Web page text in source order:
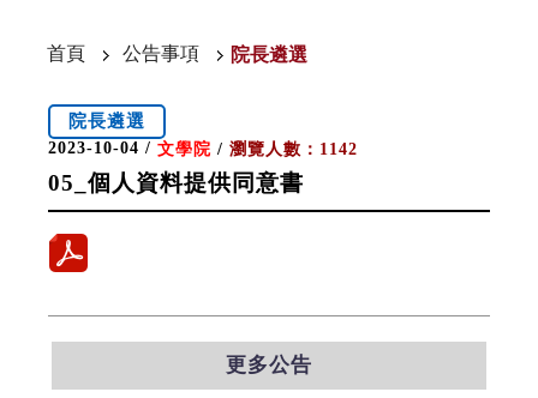
首頁 公告事項 院長遴選
院長遴選
2023-10-04 / 文學院/ 瀏覽人數：1142
05_個人資料提供同意書
更多公告